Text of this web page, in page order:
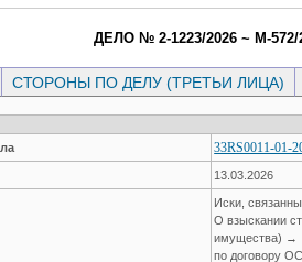
ДЕЛО № 2-1223/2026 ~ М-572/
СТОРОНЫ ПО ДЕЛУ (ТРЕТЬИ ЛИЦА)
33RS0011-01-
13.03.2026
Иски,
О взыскании
имущества) →
по договору